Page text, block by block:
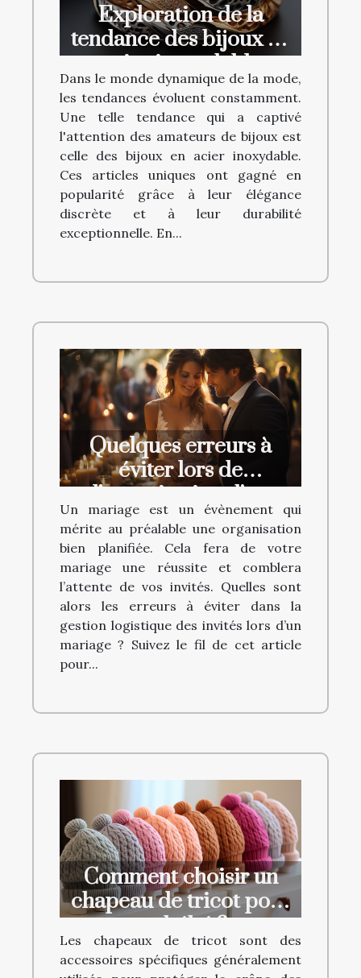
Exploration de la
tendance des bijoux en
acier inoxydable
Dans le monde dynamique de la mode,
les tendances évoluent constamment.
Une telle tendance qui a captivé
l'attention des amateurs de bijoux est
celle des bijoux en acier inoxydable.
Ces articles uniques ont gagné en
popularité grâce à leur élégance
discrète et à leur durabilité
exceptionnelle. En...
Quelques erreurs à
éviter lors de
l’organisation d’un
mariage
Un mariage est un évènement qui
mérite au préalable une organisation
bien planifiée. Cela fera de votre
mariage une réussite et comblera
l’attente de vos invités. Quelles sont
alors les erreurs à éviter dans la
gestion logistique des invités lors d’un
mariage ? Suivez le fil de cet article
pour...
Comment choisir un
chapeau de tricot pour
un bébé ?
Les chapeaux de tricot sont des
accessoires spécifiques généralement